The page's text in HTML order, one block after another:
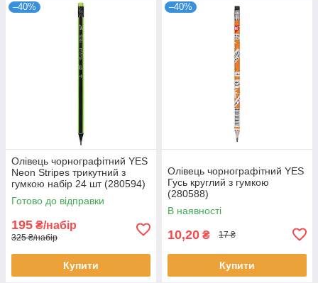
–40%
Олівець чорнографітний YES
Neon Stripes трикутний з
гумкою набір 24 шт (280594)
Готово до відправки
195 ₴/набір
325 ₴/набір
Купити
–40%
Олівець чорнографітний YES
Гусь круглий з гумкою
(280588)
В наявності
10,20 ₴ 17 ₴
Купити